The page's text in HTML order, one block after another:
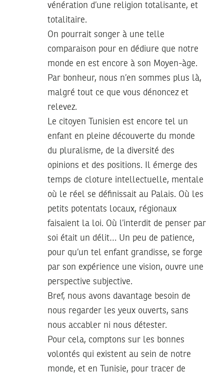
vénération d’une religion totalisante, et
totalitaire.
On pourrait songer à une telle
comparaison pour en dédiure que notre
monde en est encore à son Moyen-àge.
Par bonheur, nous n’en sommes plus là,
malgré tout ce que vous dénoncez et
relevez.
Le citoyen Tunisien est encore tel un
enfant en pleine découverte du monde
du pluralisme, de la diversité des
opinions et des positions. Il émerge des
temps de cloture intellectuelle, mentale
où le réel se définissait au Palais. Où les
petits potentats locaux, régionaux
faisaient la loi. Où l’interdit de penser par
soi était un délit… Un peu de patience,
pour qu’un tel enfant grandisse, se forge
par son expérience une vision, ouvre une
perspective subjective.
Bref, nous avons davantage besoin de
nous regarder les yeux ouverts, sans
nous accabler ni nous détester.
Pour cela, comptons sur les bonnes
volontés qui existent au sein de notre
monde, et en Tunisie, pour tracer de